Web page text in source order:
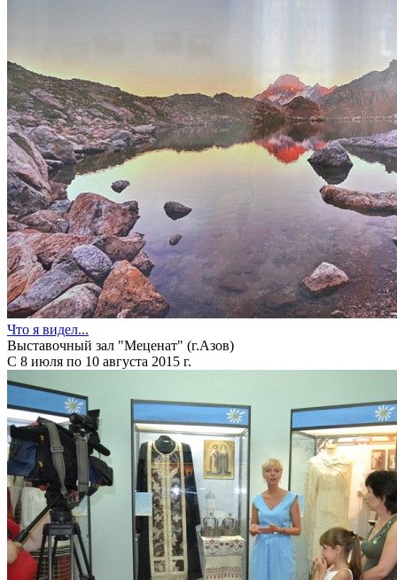
Что я видел...
Выставочный зал "Меценат" (г.Азов)
С 8 июля по 10 августа 2015 г.